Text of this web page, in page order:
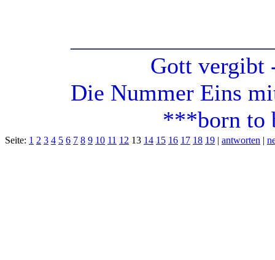
Gott vergibt -
Die Nummer Eins
***born to
Seite: 1 2 3 4 5 6 7 8 9 10 11 12 13 14 15 16 17 18 19 | antworten |